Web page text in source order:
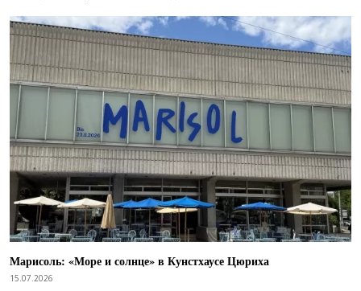
Марисоль: «Море и солнце» в Кунстхаусе Цюриха
15.07.2026